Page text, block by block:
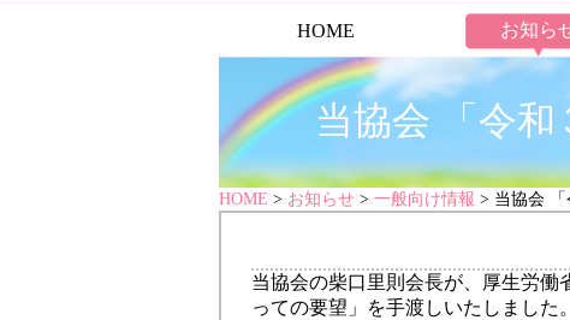
HOME お知ら
当協会 「令
HOME > お知らせ > 一般向け情報 > 当協会
当協会の柴口里則会長が、厚生労働
っての要望」を手渡しいたしました。